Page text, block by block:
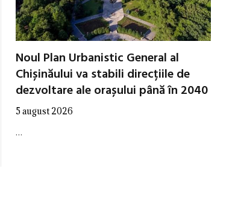
Noul Plan Urbanistic General al
Chișinăului va stabili direcțiile de
dezvoltare ale orașului până în 2040
5 august 2026
…